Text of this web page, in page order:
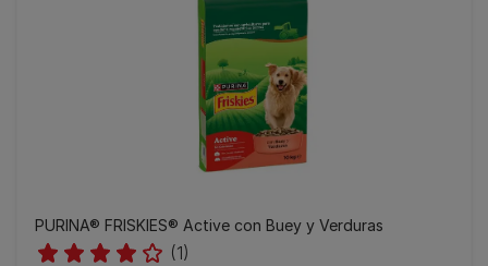
PURINA® FRISKIES® Active con Buey y Verduras
(1)